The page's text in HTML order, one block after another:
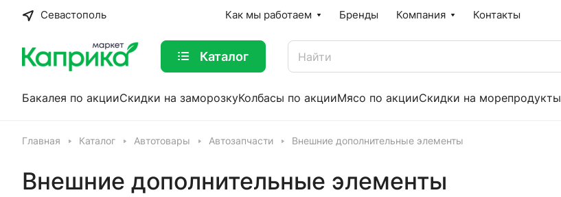
Севастополь Как мы работаем Бренды Компания Контакты
Каталог
Бакалея по акцииСкидки на заморозкуКолбасы по акцииМясо по акцииСкидки на морепродукты
Главная Каталог Автотовары Автозапчасти Внешние дополнительные элементы
Внешние дополнительные элементы